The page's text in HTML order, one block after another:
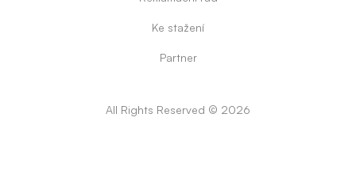
Ke stažení
Partner
All Rights Reserved © 2026